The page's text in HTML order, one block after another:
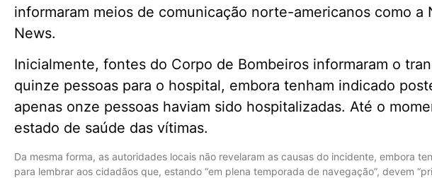
informaram meios de comunicação norte-americanos como a
News.
Inicialmente, fontes do Corpo de Bombeiros informaram o
quinze pessoas para o hospital, embora tenham indicado
apenas onze pessoas haviam sido hospitalizadas. Até o
estado de saúde das vítimas.
Da mesma forma, as autoridades locais não revelaram as causas do incidente, embora
para lembrar aos cidadãos que, estando “em plena temporada de navegação”, devem